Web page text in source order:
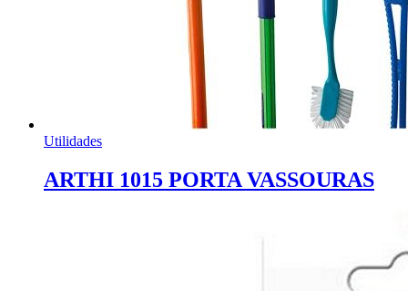
Utilidades
ARTHI 1015 PORTA VASSOURAS